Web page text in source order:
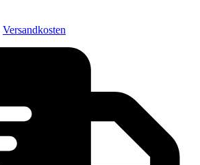
Versandkosten